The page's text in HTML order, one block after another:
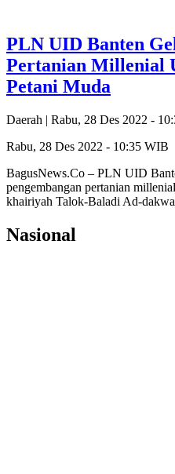
PLN UID Banten
Pertanian Millenial
Petani Muda
Daerah | Rabu, 28 Des 2022 -
Rabu, 28 Des 2022 - 10:35 WIB
BagusNews.Co – PLN UID
pengembangan pertanian
khairiyah Talok-Baladi Ad-
Nasional